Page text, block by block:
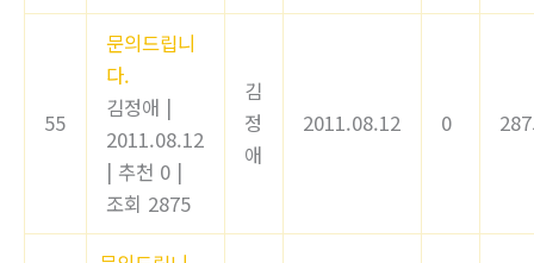
55
문의드립니
다.
김정애 |
2011.08.12
| 추천 0 |
조회 2875
김
정
애
2011.08.12 0